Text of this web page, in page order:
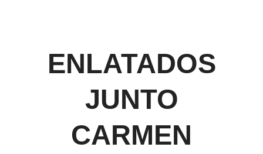
ENLATADOS
JUNTO
CARMEN